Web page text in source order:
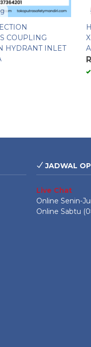
COUPLING
HYDRANT INLET
JADWAL
Live Chat
Online Senin-
Online Sabtu